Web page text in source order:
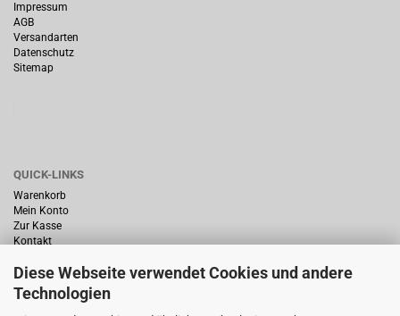
Diese Webseite verwendet Cookies und andere
Technologien
Impressum
AGB
Versandarten
Datenschutz
Sitemap
QUICK-LINKS
Warenkorb
Mein Konto
Zur Kasse
Kontakt